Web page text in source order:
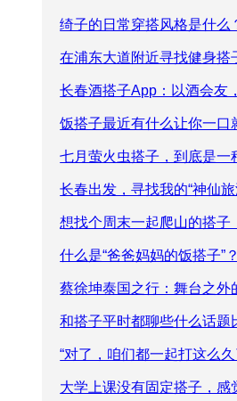
绮子的日常穿搭风格是什么
在浦东大道附近寻找健身搭
长春酒搭子App：以酒会友
饭搭子最近有什么让你一口
七月萤火虫搭子，到底是一
长春出发，寻找我的“神仙旅
想找个周末一起爬山的搭子
什么是“爸爸妈妈的饭搭子”？
蔡徐坤泰国之行：舞台之外
和搭子平时都聊些什么话题
“对了，咱们都一起打这么
大学上课没有固定搭子，感